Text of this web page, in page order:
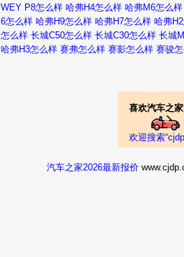
受国产手机，用
越来越好，再加
个车不可能开一
十几二十年不坏
烟台：仓央夹
错菜
上月自提一台豪
家人一起分享。
家适用。漂亮的
真实油耗：8.5L/
觉始终比不上哈
深地吸引了我。
WEY
WEY P8怎么样 哈弗H4怎么样 哈弗M6怎么样
6怎么样 哈弗H9怎么样 哈弗H7怎么样 哈弗
怎么样 长城C50怎么样 长城C30怎么样 长城
哈弗H3怎么样 赛弗怎么样 赛影怎么样 赛骏
喜欢汽车之
欢迎搜索
汽车之家2026最新报价